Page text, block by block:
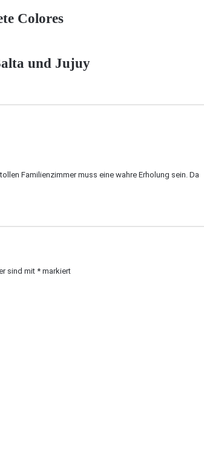
Colores
und Jujuy
Familienzimmer muss eine wahre Erholung sein. Da
sind mit* markiert